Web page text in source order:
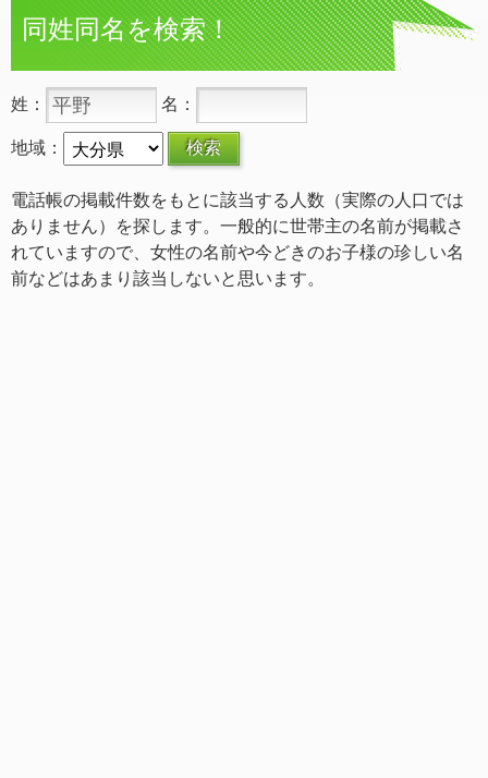
同姓同名を検索！
姓： 名：
地域：
電話帳の掲載件数をもとに該当する人数（実際の人口では
ありません）を探します。一般的に世帯主の名前が掲載さ
れていますので、女性の名前や今どきのお子様の珍しい名
前などはあまり該当しないと思います。